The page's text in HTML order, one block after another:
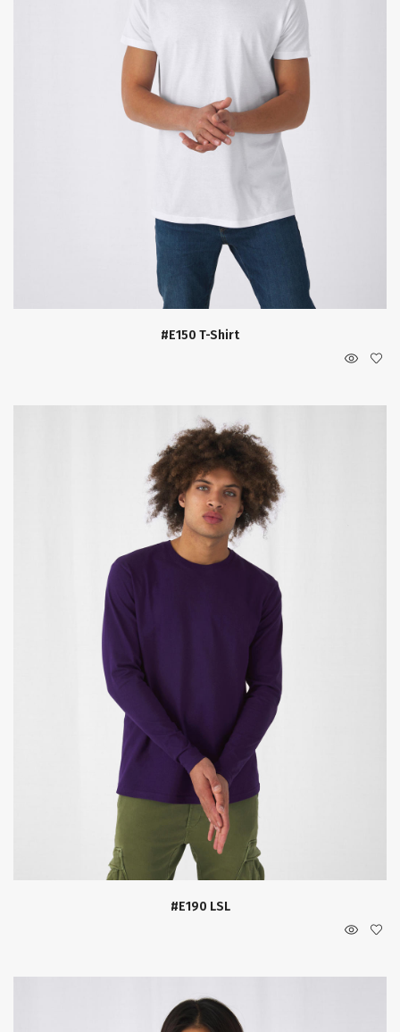
#E150 T-Shirt
#E190 LSL